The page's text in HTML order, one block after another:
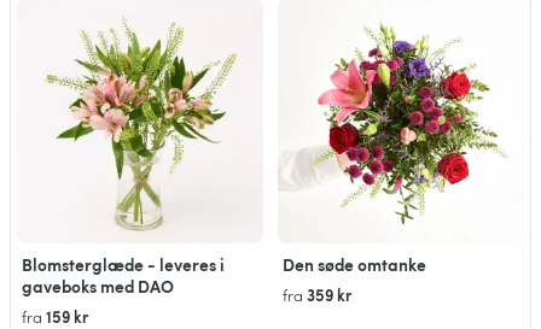
Blomsterglæde - leveres i
gaveboks med DAO
fra 159 kr
Den søde omtanke
fra 359 kr